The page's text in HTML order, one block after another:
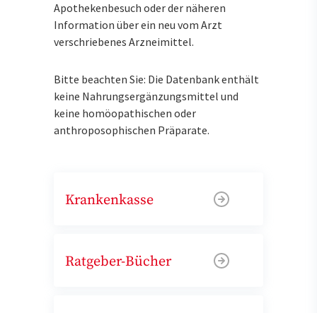
Apothekenbesuch oder der näheren
Information über ein neu vom Arzt
verschriebenes Arzneimittel.
Bitte beachten Sie: Die Datenbank enthält
keine Nahrungsergänzungsmittel und
keine homöopathischen oder
anthroposophischen Präparate.
Krankenkasse
Ratgeber-Bücher